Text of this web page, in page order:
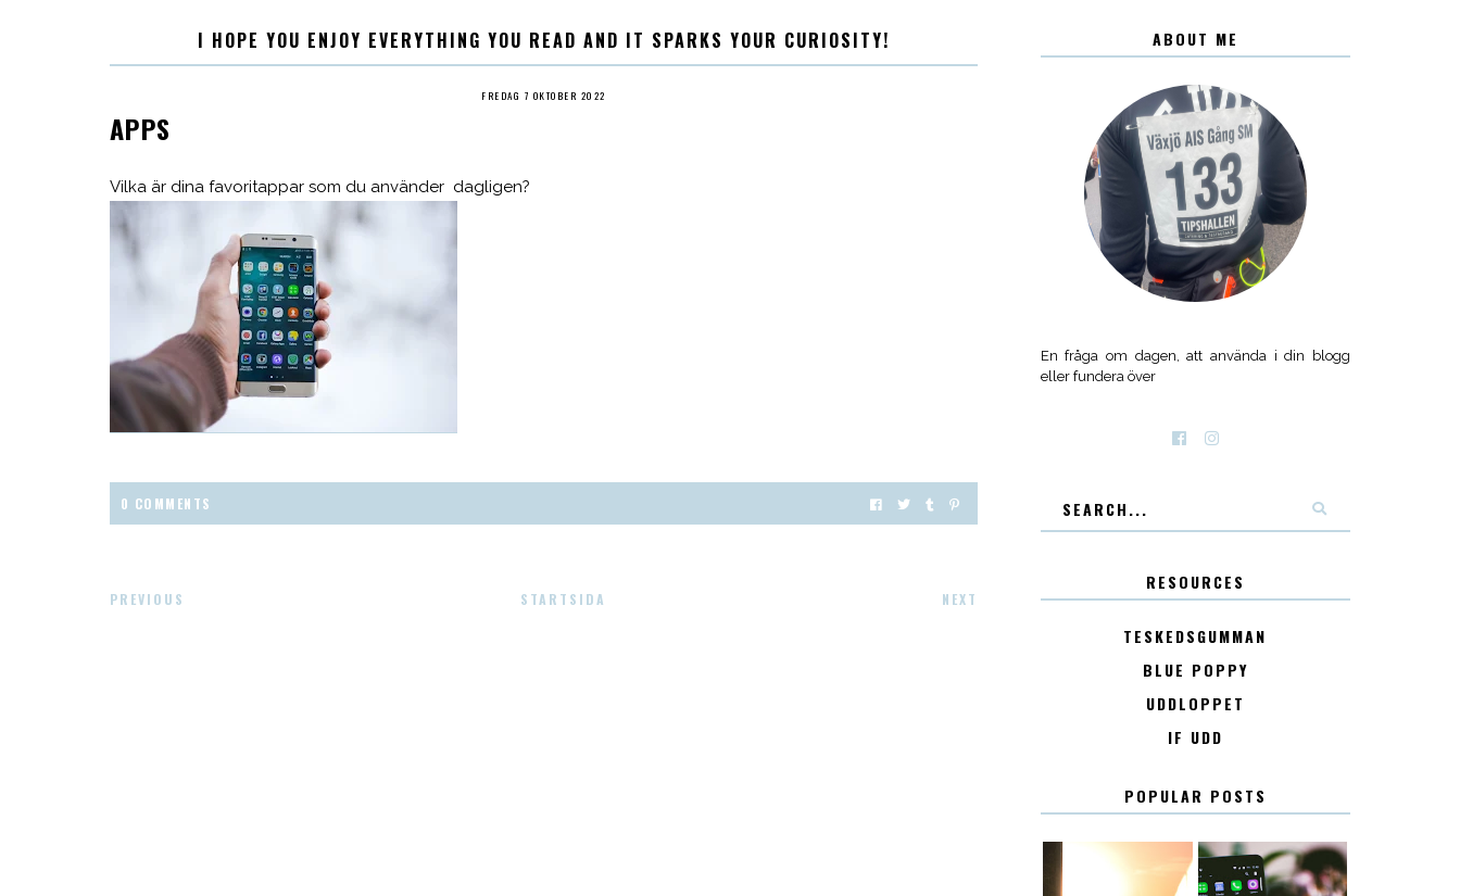
I HOPE YOU ENJOY EVERYTHING YOU READ AND IT SPARKS YOUR CURIOSITY!
FREDAG 7 OKTOBER 2022
APPS
Vilka är dina favoritappar som du använder dagligen?
0 COMMENTS
PREVIOUS STARTSIDA NEXT
ABOUT ME
En fråga om dagen, att använda i din blogg
eller fundera över
RESOURCES
TESKEDSGUMMAN
BLUE POPPY
UDDLOPPET
IF UDD
POPULAR POSTS